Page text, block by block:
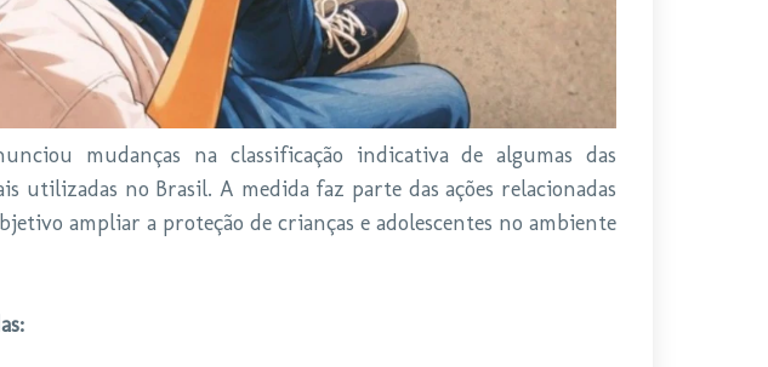
mudanças na classificação indicativa de algumas das
utilizadas no Brasil. A medida faz parte das ações relacionadas
ampliar a proteção de crianças e adolescentes no ambiente